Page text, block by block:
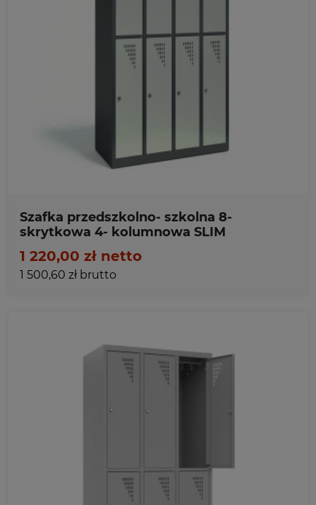
Szafka przedszkolno- szkolna 8-
skrytkowa 4- kolumnowa SLIM
1 220,00 zł netto
1 500,60 zł brutto